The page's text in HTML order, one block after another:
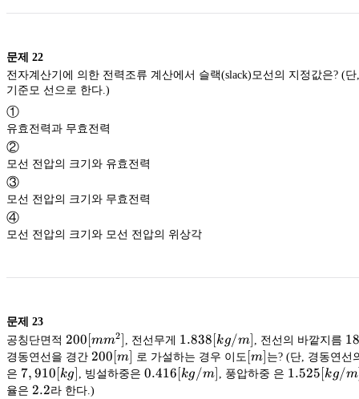
문제 22
전자계산기에 의한 전력조류 계산에서 슬랙(slack)모선의 지정값은? (
기준모 선으로 한다.)
①
유효전력과 무효전력
②
모선 전압의 크기와 유효전력
③
모선 전압의 크기와 무효전력
④
모선 전압의 크기와 모선 전압의 위상각
문제 23
공칭단면적 200[mm^2]
200 [mm2] , 전선무게 1.838[kg/m]
1.838 [kg/m] , 전선의 바깥지름
경동연선을 경간 200[m]
200 [m] 로 가설하는 경우 이도 [m]
[m] 는? (단, 경동연선
은 7,910[kg]
7, 910 [kg] , 빙설하중은 0.416[kg/m]
0.416 [kg/m] , 풍압하중 은 1.525[kg/
1.525 [kg/m
율은 2.2
2.2라 한다.)